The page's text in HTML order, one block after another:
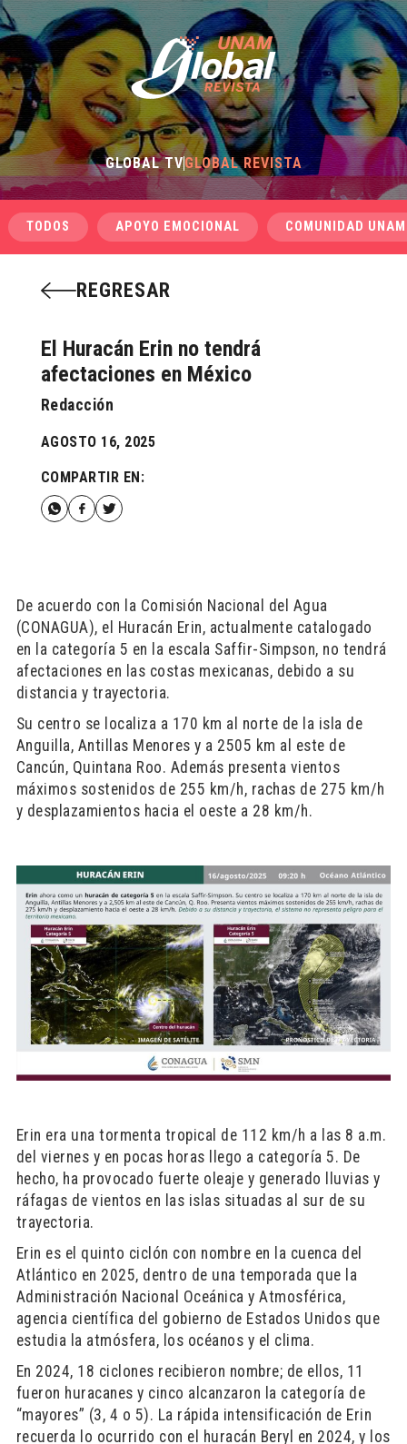
GLOBAL TVGLOBAL REVISTA
TODOS APOYO EMOCIONAL COMUNIDAD UNAM
REGRESAR
El Huracán Erin no tendrá
afectaciones en México
Redacción
AGOSTO 16, 2025
COMPARTIR EN:
De acuerdo con la Comisión Nacional del Agua
(CONAGUA), el Huracán Erin, actualmente catalogado
en la categoría 5 en la escala Saffir-Simpson, no tendrá
afectaciones en las costas mexicanas, debido a su
distancia y trayectoria.
Su centro se localiza a 170 km al norte de la isla de
Anguilla, Antillas Menores y a 2505 km al este de
Cancún, Quintana Roo. Además presenta vientos
máximos sostenidos de 255 km/h, rachas de 275 km/h
y desplazamientos hacia el oeste a 28 km/h.
Erin era una tormenta tropical de 112 km/h a las 8 a.m.
del viernes y en pocas horas llego a categoría 5. De
hecho, ha provocado fuerte oleaje y generado lluvias y
ráfagas de vientos en las islas situadas al sur de su
trayectoria.
Erin es el quinto ciclón con nombre en la cuenca del
Atlántico en 2025, dentro de una temporada que la
Administración Nacional Oceánica y Atmosférica,
agencia científica del gobierno de Estados Unidos que
estudia la atmósfera, los océanos y el clima.
En 2024, 18 ciclones recibieron nombre; de ellos, 11
fueron huracanes y cinco alcanzaron la categoría de
“mayores” (3, 4 o 5). La rápida intensificación de Erin
recuerda lo ocurrido con el huracán Beryl en 2024, y los